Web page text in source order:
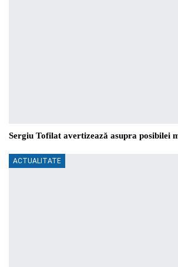
Sergiu Tofilat avertizează asupra
ACTUALITATE